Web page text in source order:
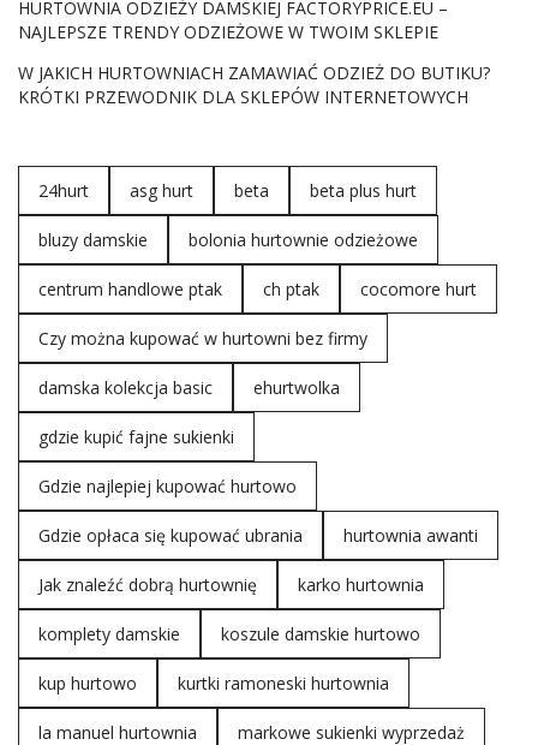
dymieniczej! Negatywne spojrzenia na kropkowane
ubrania, przypominały ludziom o śmiertelnej i zaraźliwej
chorobie! Przełomowym momentem stały się lata 40. XIX
wieku, kiedy grochy zaczęły pojawiać się na strojach
umieszczać je na coraz większej ilości odzieży, na
przykład kurtkach, sukienkach i czapkach! Natomiast lata
40. ubiegłego wieku rozpowszechniły trend na…
HURTOWNIA ODZIEŻY DAMSKIEJ FACTORYPRICE.EU –
NAJLEPSZE TRENDY ODZIEŻOWE W TWOIM SKLEPIE
W JAKICH HURTOWNIACH ZAMAWIAĆ ODZIEŻ DO BUTIKU?
KRÓTKI PRZEWODNIK DLA SKLEPÓW INTERNETOWYCH
24hurt asg hurt beta beta plus hurt
bluzy damskie bolonia hurtownie odzieżowe
centrum handlowe ptak ch ptak cocomore hurt
Czy można kupować w hurtowni bez firmy
damska kolekcja basic ehurtwolka
gdzie kupić fajne sukienki
Gdzie najlepiej kupować hurtowo
Gdzie opłaca się kupować ubrania hurtownia awanti
Jak znaleźć dobrą hurtownię karko hurtownia
komplety damskie koszule damskie hurtowo
kup hurtowo kurtki ramoneski hurtownia
la manuel hurtownia markowe sukienki wyprzedaż